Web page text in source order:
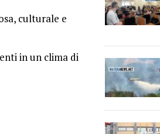
culturale e
in un clima di